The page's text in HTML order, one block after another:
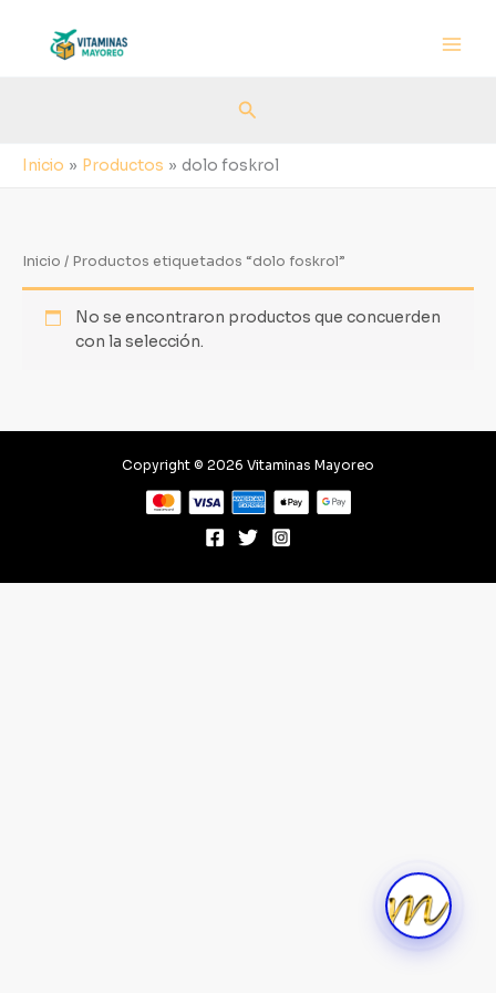
contenido
Buscar
Inicio Productos dolo foskrol
Inicio / Productos etiquetados “dolo foskrol”
No se encontraron productos que concuerden
con la selección.
Copyright © 2026 Vitaminas Mayoreo